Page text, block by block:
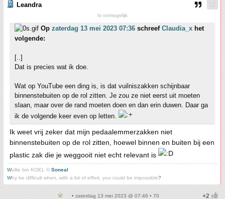
Leandra
Is onmogelijk
Op zaterdag 13 mei 2023 07:36 schreef Claudia_x het
volgende:
[..]
Dat is precies wat ik doe.
Wat op YouTube een ding is, is dat vuilniszakken schijnbaar
binnenstebuiten op de rol zitten. Je zou ze niet eerst uit moeten
slaan, maar over de rand moeten doen en dan erin duwen. Daar ga
ik de volgende keer even op letten.
Ik weet vrij zeker dat mijn pedaalemmerzakken niet
binnenstebuiten op de rol zitten, hoewel binnen en buiten bij een
plastic zak die je weggooit niet echt relevant is
Wullie bin KOEL © Soneal
Why be difficult when, with a bit of effort, you could be impossible?
• zaterdag 13 mei 2023 @ 07:46 • 70